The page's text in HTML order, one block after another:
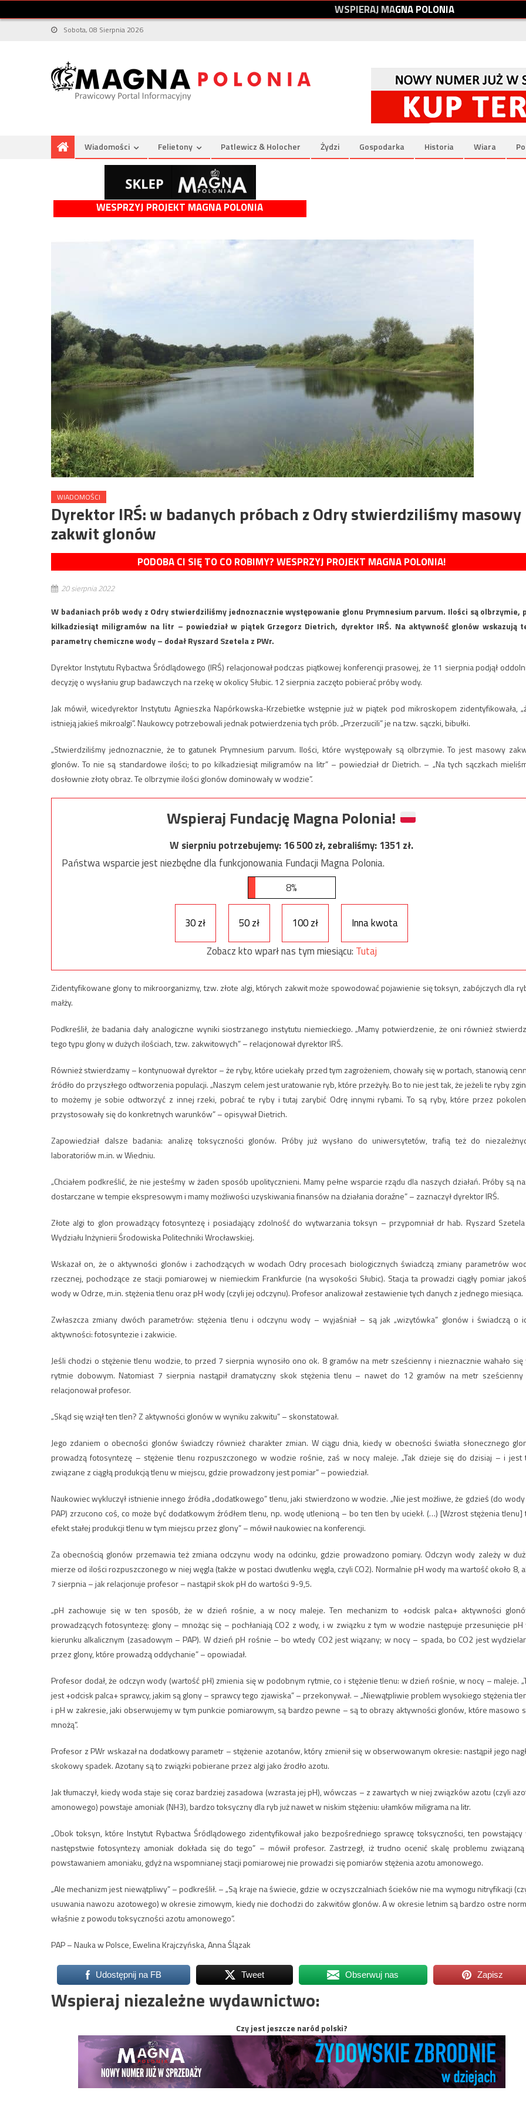
WSPIERAJMAGNAPOLONIA
Sobota, 08 Sierpnia 2026
Wiadomości Felietony Patlewicz & Holocher Żydzi Gospodarka Historia Wiara
WESPRZYJ PROJEKT MAGNA POLONIA
WIADOMOŚCI
Dyrektor IRŚ: w badanych próbach z Odry stwierdziliśmy masowy
zakwit glonów
PODOBA CI SIĘ TO CO ROBIMY? WESPRZYJ PROJEKT MAGNA POLONIA!
20 sierpnia 2022
W badaniach prób wody z Odry stwierdziliśmy jednoznacznie występowanie glonu Prymnesium parvum. Ilości są olbrzymie,
kilkadziesiąt miligramów na litr – powiedział w piątek Grzegorz Dietrich, dyrektor IRŚ. Na aktywność glonów wskazują
parametry chemiczne wody – dodał Ryszard Szetela z PWr.
Dyrektor Instytutu Rybactwa Śródlądowego (IRŚ) relacjonował podczas piątkowej konferencji prasowej, że 11 sierpnia podjął
decyzję o wysłaniu grup badawczych na rzekę w okolicy Słubic. 12 sierpnia zaczęto pobierać próby wody.
Jak mówił, wicedyrektor Instytutu Agnieszka Napórkowska-Krzebietke wstępnie już w piątek pod mikroskopem zidentyfikowała,
istnieją jakieś mikroalgi”. Naukowcy potrzebowali jednak potwierdzenia tych prób. „Przerzucili” je na tzw. sączki, bibułki.
„Stwierdziliśmy jednoznacznie, że to gatunek Prymnesium parvum. Ilości, które występowały są olbrzymie. To jest masowy
glonów. To nie są standardowe ilości; to po kilkadziesiąt miligramów na litr” – powiedział dr Dietrich. – „Na tych sączkach
dosłownie złoty obraz. Te olbrzymie ilości glonów dominowały w wodzie”.
Wspieraj Fundację Magna Polonia!
W sierpniu potrzebujemy:16 500zł, zebraliśmy:1351 zł.
Państwa wsparcie jest niezbędne dla funkcjonowania Fundacji Magna Polonia.
8%
30 zł 50 zł 100 zł
Inna kwota
Zobacz kto wparł nas tym miesiącu: Tutaj
Zidentyfikowane glony to mikroorganizmy, tzw. złote algi, których zakwit może spowodować pojawienie się toksyn, zabójczych dla
małży.
Podkreślił, że badania dały analogiczne wyniki siostrzanego instytutu niemieckiego. „Mamy potwierdzenie, że oni również
tego typu glony w dużych ilościach, tzw. zakwitowych” – relacjonował dyrektor IRŚ.
Również stwierdzamy – kontynuował dyrektor – że ryby, które uciekały przed tym zagrożeniem, chowały się w portach, stanowią
źródło do przyszłego odtworzenia populacji. „Naszym celem jest uratowanie ryb, które przeżyły. Bo to nie jest tak, że jeżeli te ryby
to możemy je sobie odtworzyć z innej rzeki, pobrać te ryby i tutaj zarybić Odrę innymi rybami. To są ryby, które przez
przystosowały się do konkretnych warunków” – opisywał Dietrich.
Zapowiedział dalsze badania: analizę toksyczności glonów. Próby już wysłano do uniwersytetów, trafią też do
laboratoriów m.in. w Wiedniu.
„Chciałem podkreślić, że nie jesteśmy w żaden sposób upolitycznieni. Mamy pełne wsparcie rządu dla naszych działań. Próby są
dostarczane w tempie ekspresowym i mamy możliwości uzyskiwania finansów na działania doraźne” – zaznaczył dyrektor IRŚ.
Złote algi to glon prowadzący fotosyntezę i posiadający zdolność do wytwarzania toksyn – przypomniał dr hab. Ryszard
Wydziału Inżynierii Środowiska Politechniki Wrocławskiej.
Wskazał on, że o aktywności glonów i zachodzących w wodach Odry procesach biologicznych świadczą zmiany parametrów
rzecznej, pochodzące ze stacji pomiarowej w niemieckim Frankfurcie (na wysokości Słubic). Stacja ta prowadzi ciągły pomiar
wody w Odrze, m.in. stężenia tlenu oraz pH wody (czyli jej odczynu). Profesor analizował zestawienie tych danych z jednego miesiąca.
Zwłaszcza zmiany dwóch parametrów: stężenia tlenu i odczynu wody – wyjaśniał – są jak „wizytówka” glonów i świadczą o
aktywności: fotosyntezie i zakwicie.
Jeśli chodzi o stężenie tlenu wodzie, to przed 7 sierpnia wynosiło ono ok. 8 gramów na metr sześcienny i nieznacznie wahało się
rytmie dobowym. Natomiast 7 sierpnia nastąpił dramatyczny skok stężenia tlenu – nawet do 12 gramów na metr
relacjonował profesor.
„Skąd się wziął ten tlen? Z aktywności glonów w wyniku zakwitu” – skonstatował.
Jego zdaniem o obecności glonów świadczy również charakter zmian. W ciągu dnia, kiedy w obecności światła słonecznego
prowadzą fotosyntezę – stężenie tlenu rozpuszczonego w wodzie rośnie, zaś w nocy maleje. „Tak dzieje się do dzisiaj – i jest
związane z ciągłą produkcją tlenu w miejscu, gdzie prowadzony jest pomiar” – powiedział.
Naukowiec wykluczył istnienie innego źródła „dodatkowego” tlenu, jaki stwierdzono w wodzie. „Nie jest możliwe, że gdzieś (do
PAP) zrzucono coś, co może być dodatkowym źródłem tlenu, np. wodę utlenioną – bo ten tlen by uciekł. (…) [Wzrost stężenia tlenu]
efekt stałej produkcji tlenu w tym miejscu przez glony” – mówił naukowiec na konferencji.
Za obecnością glonów przemawia też zmiana odczynu wody na odcinku, gdzie prowadzono pomiary. Odczyn wody zależy w
mierze od ilości rozpuszczonego w niej węgla (także w postaci dwutlenku węgla, czyli CO2). Normalnie pH wody ma wartość około 8,
7 sierpnia – jak relacjonuje profesor – nastąpił skok pH do wartości 9-9,5.
„pH zachowuje się w ten sposób, że w dzień rośnie, a w nocy maleje. Ten mechanizm to +odcisk palca+ aktywności
prowadzących fotosyntezę: glony – mnożąc się – pochłaniają CO2 z wody, i w związku z tym w wodzie następuje przesunięcie pH
kierunku alkalicznym (zasadowym – PAP). W dzień pH rośnie – bo wtedy CO2 jest wiązany; w nocy – spada, bo CO2 jest
przez glony, które prowadzą oddychanie” – opowiadał.
Profesor dodał, że odczyn wody (wartość pH) zmienia się w podobnym rytmie, co i stężenie tlenu: w dzień rośnie, w nocy – maleje.
jest +odcisk palca+ sprawcy, jakim są glony – sprawcy tego zjawiska” – przekonywał. – „Niewątpliwie problem wysokiego stężenia
i pH w zakresie, jaki obserwujemy w tym punkcie pomiarowym, są bardzo pewne – są to obrazy aktywności glonów, które masowo
mnożą”.
Profesor z PWr wskazał na dodatkowy parametr – stężenie azotanów, który zmienił się w obserwowanym okresie: nastąpił jego
skokowy spadek. Azotany są to związki pobierane przez algi jako źrodło azotu.
Jak tłumaczył, kiedy woda staje się coraz bardziej zasadowa (wzrasta jej pH), wówczas – z zawartych w niej związków azotu (czyli
amonowego) powstaje amoniak (NH3), bardzo toksyczny dla ryb już nawet w niskim stężeniu: ułamków miligrama na litr.
„Obok toksyn, które Instytut Rybactwa Śródlądowego zidentyfikował jako bezpośredniego sprawcę toksyczności, ten powstający
następstwie fotosyntezy amoniak dokłada się do tego” – mówił profesor. Zastrzegł, iż trudno ocenić skalę problemu
powstawaniem amoniaku, gdyż na wspomnianej stacji pomiarowej nie prowadzi się pomiarów stężenia azotu amonowego.
„Ale mechanizm jest niewątpliwy” – podkreślił. – „Są kraje na świecie, gdzie w oczyszczalniach ścieków nie ma wymogu nitryfikacji
usuwania nawozu azotowego) w okresie zimowym, kiedy nie dochodzi do zakwitów glonów. A w okresie letnim są bardzo ostre
właśnie z powodu toksyczności azotu amonowego”.
PAP – Nauka w Polsce, Ewelina Krajczyńska, Anna Ślązak
Udostępnij na FB Tweet Obserwuj nas Zapisz
Wspieraj niezależne wydawnictwo:
Czy jest jeszcze naród polski?